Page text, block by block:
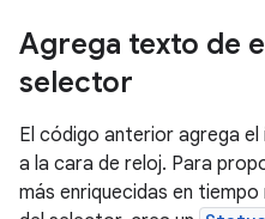
Agrega texto de
selector
El código anterior agrega
a la cara de reloj. Para
más enriquecidas en